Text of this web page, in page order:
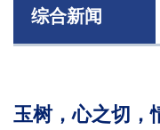
综合新闻
玉树，心之切